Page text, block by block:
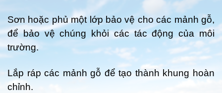
Sơn hoặc phủ một lớp bảo vệ cho các mảnh gỗ,
để bảo vệ chúng khỏi các tác động của môi
trường.
Lắp ráp các mảnh gỗ để tạo thành khung hoàn
chỉnh.